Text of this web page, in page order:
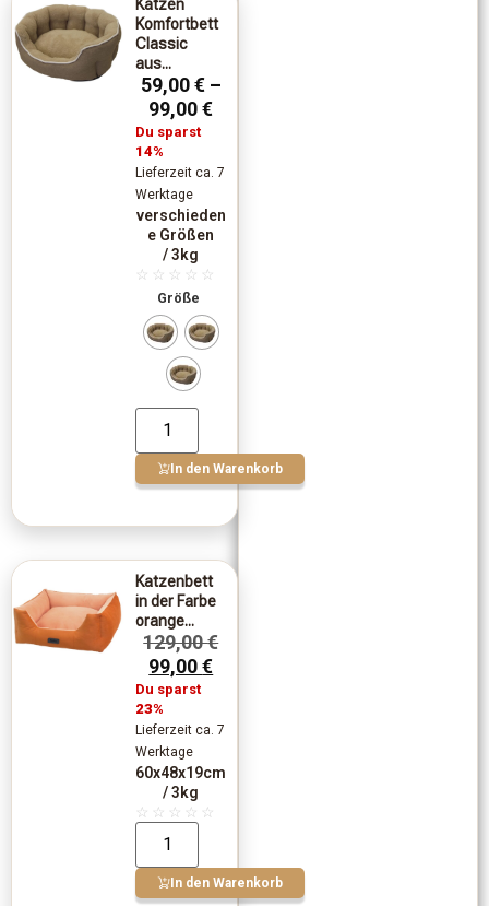
Katzen
Komfortbett
Classic
aus...
59,00€ –
99,00€
Du sparst
14%
Lieferzeit ca. 7
Werktage
verschieden
e Größen
/ 3kg
☆ ☆ ☆ ☆ ☆
Größe
In den Warenkorb
Katzenbett
in der Farbe
orange...
129,00€
99,00€
Du sparst
23%
Lieferzeit ca. 7
Werktage
60x48x19cm
/ 3kg
☆ ☆ ☆ ☆ ☆
In den Warenkorb